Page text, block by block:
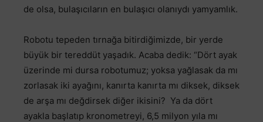
de olsa, bulaşıcıların en bulaşıcı olanıydı yamyamlık.
Robotu tepeden tırnağa bitirdiğimizde, bir yerde
büyük bir tereddüt yaşadık. Acaba dedik: “Dört ayak
üzerinde mi dursa robotumuz; yoksa yağlasak da mı
zorlasak iki ayağını, kanırta kanırta mı diksek, diksek
de arşa mı değdirsek diğer ikisini? Ya da dört
ayakla başlatıp kronometreyi, 6,5 milyon yıla mı